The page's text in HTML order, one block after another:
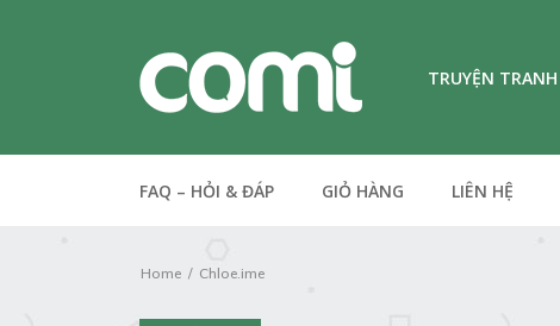
TRUYỆN TRANH
FAQ – HỎI & ĐÁP GIỎ HÀNG LIÊN HỆ
Home Chloe.ime